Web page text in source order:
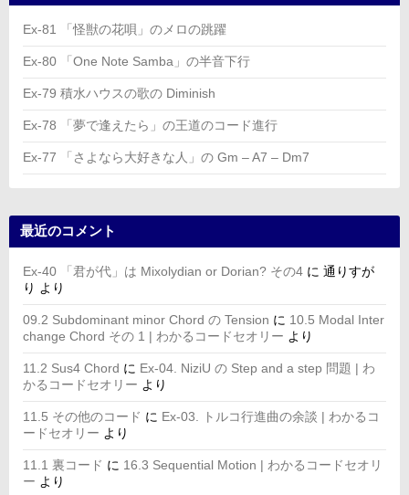
Ex-81 「怪獣の花唄」のメロの跳躍
Ex-80 「One Note Samba」の半音下行
Ex-79 積水ハウスの歌の Diminish
Ex-78 「夢で逢えたら」の王道のコード進行
Ex-77 「さよなら大好きな人」の Gm – A7 – Dm7
最近のコメント
Ex-40 「君が代」は Mixolydian or Dorian? その4 に 通りすが
り より
09.2 Subdominant minor Chord の Tension に 10.5 Modal Inter
change Chord その 1 | わかるコードセオリー より
11.2 Sus4 Chord に Ex-04. NiziU の Step and a step 問題 | わ
かるコードセオリー より
11.5 その他のコード に Ex-03. トルコ行進曲の余談 | わかるコ
ードセオリー より
11.1 裏コード に 16.3 Sequential Motion | わかるコードセオリ
ー より